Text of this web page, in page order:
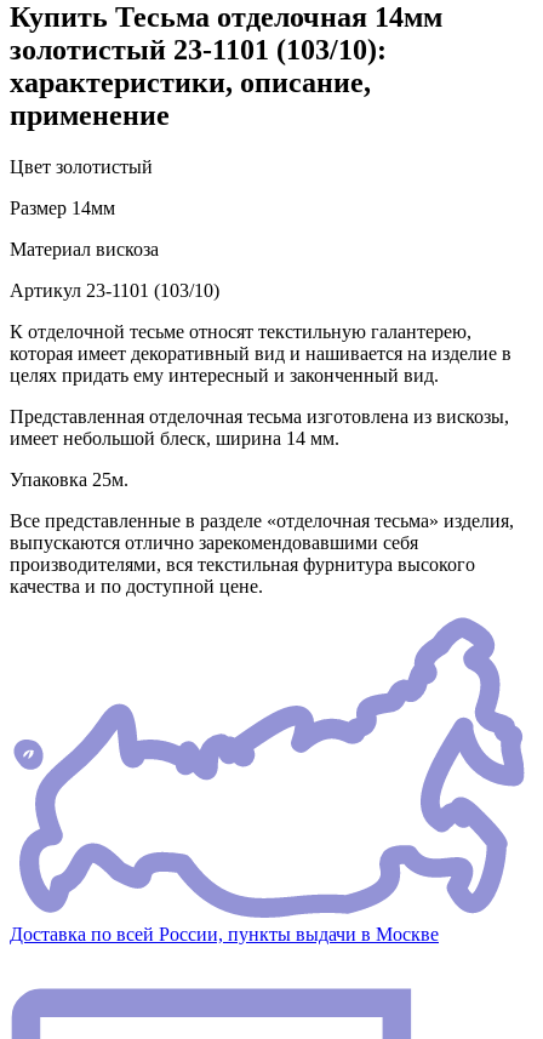
Купить Тесьма отделочная 14мм
золотистый 23-1101 (103/10):
характеристики, описание,
применение
Цвет золотистый
Размер 14мм
Материал вискоза
Артикул 23-1101 (103/10)
К отделочной тесьме относят текстильную галантерею,
которая имеет декоративный вид и нашивается на изделие в
целях придать ему интересный и законченный вид.
Представленная отделочная тесьма изготовлена из вискозы,
имеет небольшой блеск, ширина 14 мм.
Упаковка 25м.
Все представленные в разделе «отделочная тесьма» изделия,
выпускаются отлично зарекомендовавшими себя
производителями, вся текстильная фурнитура высокого
качества и по доступной цене.
Доставка по всей России, пункты выдачи в Москве